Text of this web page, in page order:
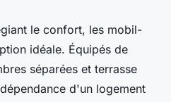
le confort, les mobil-
idéale. Équipés de
séparées et terrasse
d'un logement